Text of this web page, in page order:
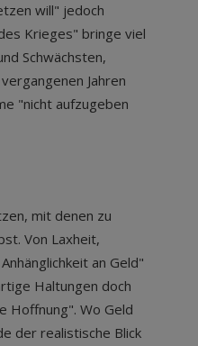
will" jedoch
Krieges" bringe viel
Schwächsten,
Jahren
"nicht aufzugeben
mit denen zu
Von Laxheit,
an Geld"
Haltungen doch
Hoffnung". Wo Geld
der realistische Blick